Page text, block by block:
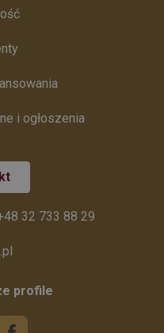
i ogłoszenia
32 733 88 29
profile